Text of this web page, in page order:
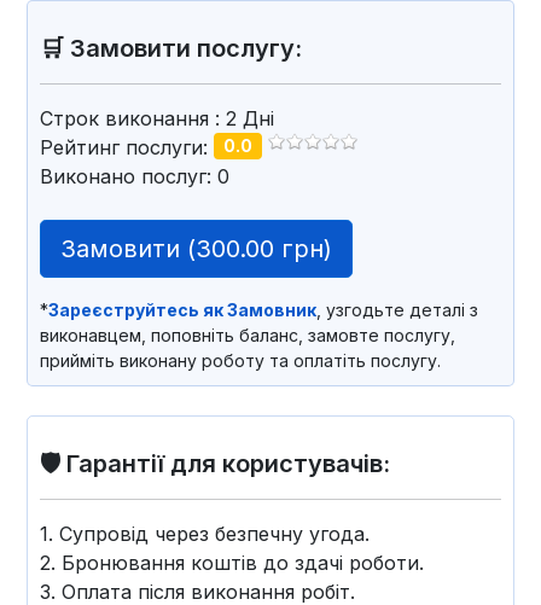
🛒 Замовити послугу:
Строк виконання : 2 Дні
Рейтинг послуги:
0.0
Виконано послуг: 0
Замовити (300.00 грн)
*Зареєструйтесь як Замовник , узгодьте деталі з
виконавцем, поповніть баланс, замовте послугу,
прийміть виконану роботу та оплатіть послугу.
🛡️ Гарантії для користувачів:
1. Супровід через безпечну угода.
2. Бронювання коштів до здачі роботи.
3. Оплата після виконання робіт.